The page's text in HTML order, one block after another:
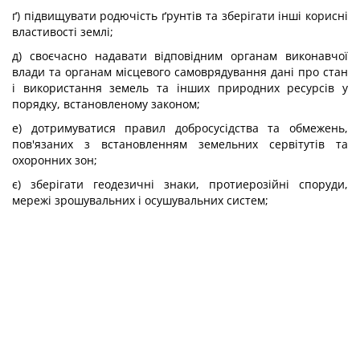
ґ) підвищувати родючість ґрунтів та зберігати інші корисні
властивості землі;
д) своєчасно надавати відповідним органам виконавчої
влади та органам місцевого самоврядування дані про стан
і використання земель та інших природних ресурсів у
порядку, встановленому законом;
е) дотримуватися правил добросусідства та обмежень,
пов'язаних з встановленням земельних сервітутів та
охоронних зон;
є) зберігати геодезичні знаки, протиерозійні споруди,
мережі зрошувальних і осушувальних систем;